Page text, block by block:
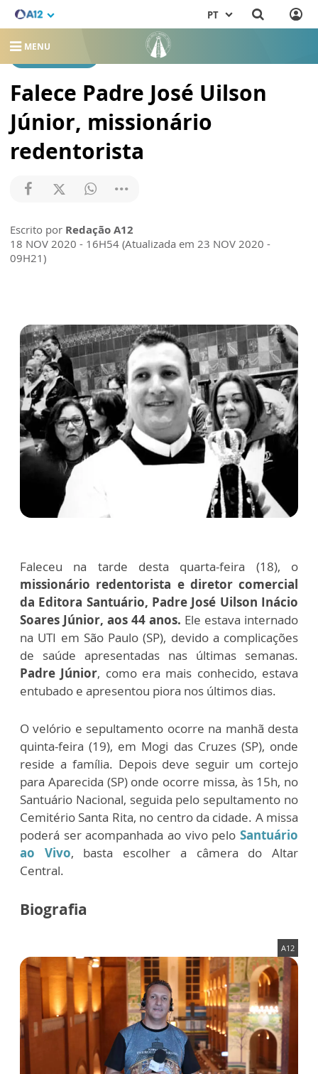
PT
MENU
Falece Padre José Uilson
Júnior, missionário
redentorista
Escrito por Redação A12
18 NOV 2020 - 16H54 (Atualizada em 23 NOV 2020 -
09H21)
Faleceu na tarde desta quarta-feira (18), o
missionário redentorista e diretor comercial
da Editora Santuário, Padre José Uilson Inácio
Soares Júnior, aos 44 anos. Ele estava internado
na UTI em São Paulo (SP), devido a complicações
de saúde apresentadas nas últimas semanas.
Padre Júnior, como era mais conhecido, estava
entubado e apresentou piora nos últimos dias.
O velório e sepultamento ocorre na manhã desta
quinta-feira (19), em Mogi das Cruzes (SP), onde
reside a família. Depois deve seguir um cortejo
para Aparecida (SP) onde ocorre missa, às 15h, no
Santuário Nacional, seguida pelo sepultamento no
Cemitério Santa Rita, no centro da cidade. A missa
poderá ser acompanhada ao vivo pelo Santuário
ao Vivo, basta escolher a câmera do Altar
Central.
Biografia
A12